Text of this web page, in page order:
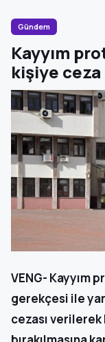
Gündem
Kayyım
kişiye ceza
VENG- Kayyım
gerekçesi ile
cezası verilerek